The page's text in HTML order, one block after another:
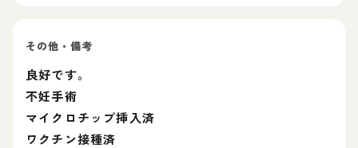
その他・備考
良好です。
不妊手術
マイクロチップ挿入済
ワクチン接種済